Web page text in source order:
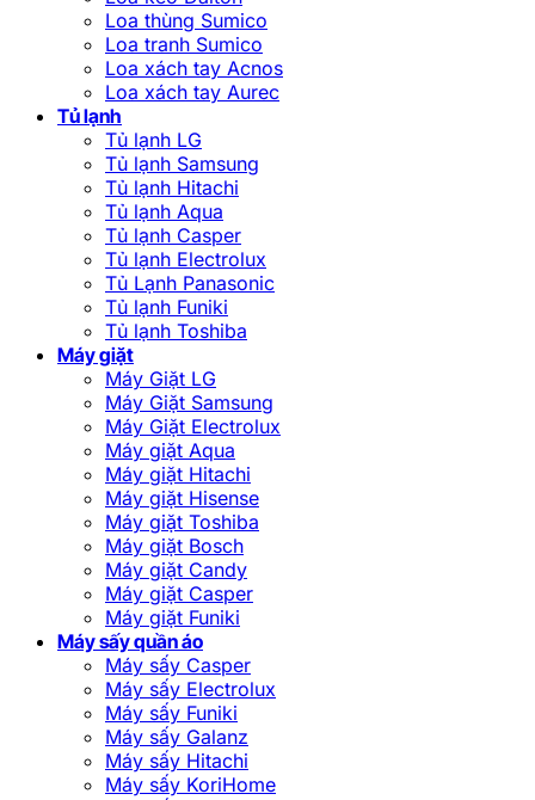
Loa thùng Sumico
Loa tranh Sumico
Loa xách tay Acnos
Loa xách tay Aurec
Tủ lạnh
Tủ lạnh LG
Tủ lạnh Samsung
Tủ lạnh Hitachi
Tủ lạnh Aqua
Tủ lạnh Casper
Tủ lạnh Electrolux
Tủ Lạnh Panasonic
Tủ lạnh Funiki
Tủ lạnh Toshiba
Máy giặt
Máy Giặt LG
Máy Giặt Samsung
Máy Giặt Electrolux
Máy giặt Aqua
Máy giặt Hitachi
Máy giặt Hisense
Máy giặt Toshiba
Máy giặt Bosch
Máy giặt Candy
Máy giặt Casper
Máy giặt Funiki
Máy sấy quần áo
Máy sấy Casper
Máy sấy Electrolux
Máy sấy Funiki
Máy sấy Galanz
Máy sấy Hitachi
Máy sấy KoriHome